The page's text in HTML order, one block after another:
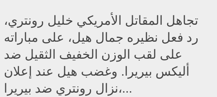
تجاهل المقاتل الأمريكي خليل رونتري،
رد فعل نظيره جمال هيل، على مباراته
على لقب الوزن الخفيف الثقيل ضد
أليكس بيريرا. وغضب هيل عند إعلان
نزال رونتري ضد بيريرا،...